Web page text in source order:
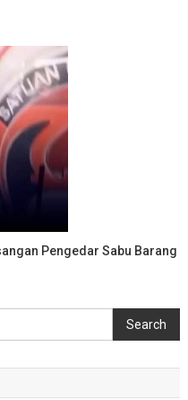
Pengedar Sabu Barang
Search